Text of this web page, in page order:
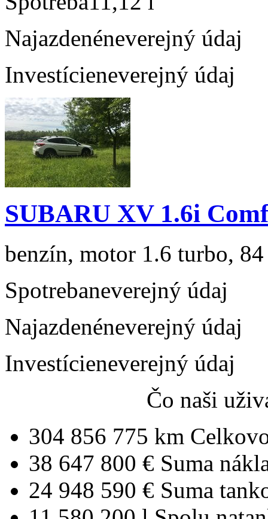
Najazdenéneverejný údaj
Investícieneverejný údaj
SUBARU XV 1.6i
benzín, motor 1.6 turbo,
Spotrebaneverejný údaj
Najazdenéneverejný údaj
Investícieneverejný údaj
Čo naši
304 856 775 km
38 647 800 € Suma
24 948 590 € Suma